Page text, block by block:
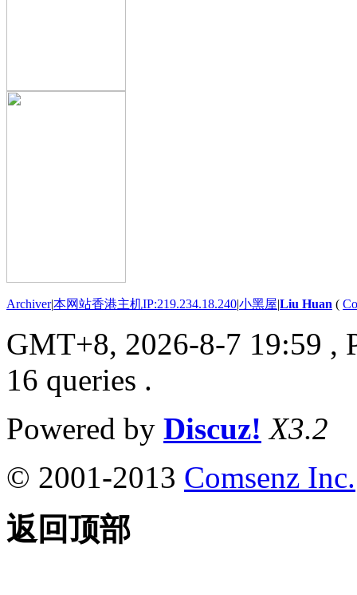
Archiver|本网站香港主机IP:219.234.18.240|小黑屋|Liu Huan (
GMT+8, 2026-8-7 19:59 ,
16 queries .
Powered by Discuz! X3.2
© 2001-2013 Comsenz Inc.
返回顶部